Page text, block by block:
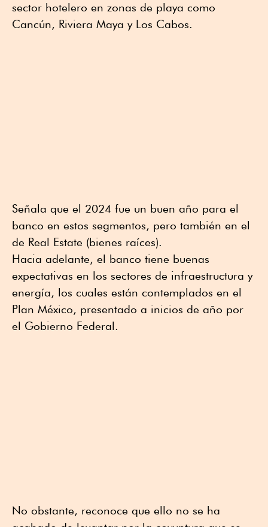
sector hotelero en zonas de playa como
Cancún, Riviera Maya y Los Cabos.
Señala que el 2024 fue un buen año para el
banco en estos segmentos, pero también en el
de Real Estate (bienes raíces).
Hacia adelante, el banco tiene buenas
expectativas en los sectores de infraestructura y
energía, los cuales están contemplados en el
Plan México, presentado a inicios de año por
el Gobierno Federal.
No obstante, reconoce que ello no se ha